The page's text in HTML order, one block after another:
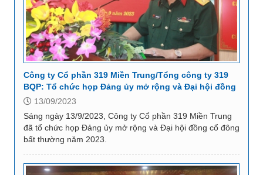
Công ty Cổ phần 319 Miền Trung/Tổng công ty 319
BQP: Tổ chức họp Đảng ủy mở rộng và Đại hội đồng
cổ đông bất thường năm 2023
13/09/2023
Sáng ngày 13/9/2023, Công ty Cổ phần 319 Miền Trung
đã tổ chức họp Đảng ủy mở rộng và Đại hội đồng cổ đông
bất thường năm 2023.